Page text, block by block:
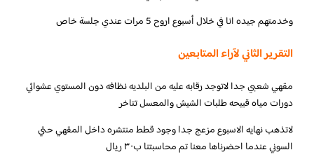
وخدمتهم جيده انا في خلال أسبوع اروح 5 مرات عندي جلسة خاص
التقرير الثاني لآراء المتابعين
مقهي شعبي جدا لاتوجد رقابه عليه من البلديه نظافه دون المستوي عشوائي
دورات مياه قبيحه طلبات الشيش والمعسل تتاخر
لاتذهب نهايه الاسبوع مزعج جدا وجود قطط منتشره داخل المقهي حتي
السوني عندما احضرناها معنا تم محاسبتنا ب٣٠ ريال